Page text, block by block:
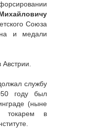
Союза
и медали
службу
году был
(ныне
токарем в